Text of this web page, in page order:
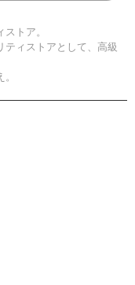
トア。
ティストアとして、高級